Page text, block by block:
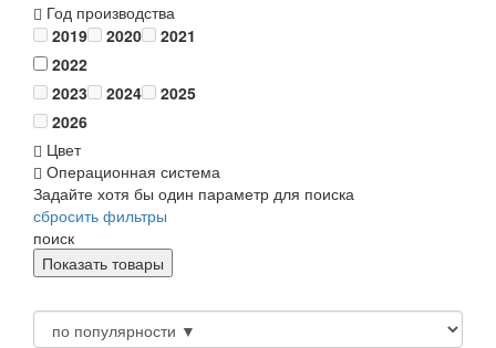
Год производства
2019
2020
2021
2022
2023
2024
2025
2026
Цвет
Операционная система
Задайте хотя бы один параметр для поиска
сбросить фильтры
поиск